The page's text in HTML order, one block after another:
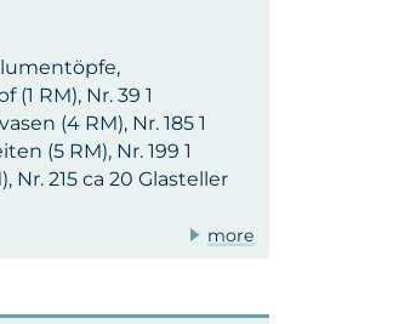
RM), Nr. 39 1
(4 RM), Nr. 185 1
(5 RM), Nr. 199 1
Nr. 215 ca 20 Glasteller
more